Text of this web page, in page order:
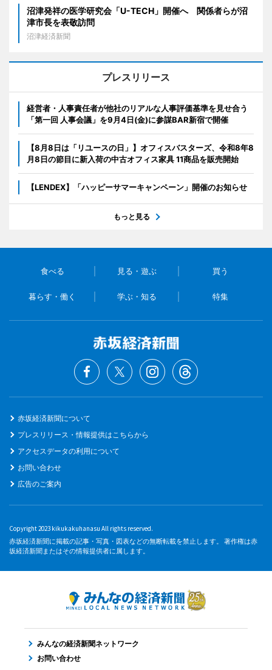
沼津発祥の医学研究会「U-TECH」開催へ 関係者らが沼
津市長を表敬訪問
沼津経済新聞
プレスリリース
経営者・人事責任者が他社のリアルな人事評価基準を見せ合う
「第一回 人事会議」を9月4日(金)に参謀BAR新宿で開催
【8月8日は「リユースの日」】オフィスバスターズ、令和8年8
月8日の節目に新入荷の中古オフィス家具 11商品を販売開始
【LENDEX】「ハッピーサマーキャンペーン」開催のお知らせ
もっと見る
食べる 見る・遊ぶ 買う
暮らす・働く 学ぶ・知る 特集
赤坂経済新聞について
プレスリリース・情報提供はこちらから
アクセスデータの利用について
お問い合わせ
広告のご案内
Copyright 2023 kikukakuhanasu All rights reserved.
赤坂経済新聞に掲載の記事・写真・図表などの無断転載を禁止します。 著作権は赤
坂経済新聞またはその情報提供者に属します。
みんなの経済新聞ネットワーク
お問い合わせ